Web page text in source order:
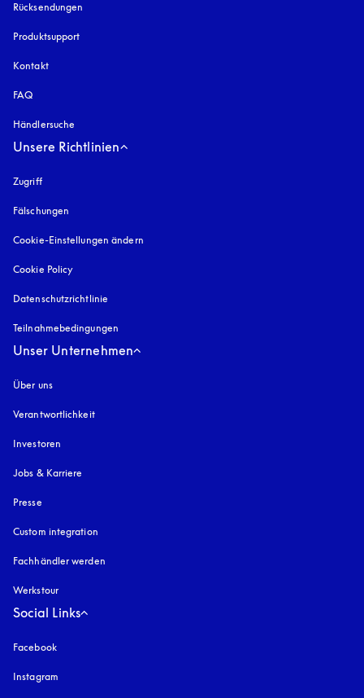
Rücksendungen
Produktsupport
Kontakt
FAQ
Händlersuche
Unsere Richtlinien
Zugrifföffnet sich in einem neuen Tab
Fälschungen
Cookie-Einstellungen ändern
Cookie Policy
Datenschutzrichtlinie
Teilnahmebedingungen
Unser Unternehmen
Über uns
Verantwortlichkeit
Investoren
Jobs & Karriere
Presse
Custom integration
Fachhändler werden
Werkstour
Social Links
Facebook
Instagram